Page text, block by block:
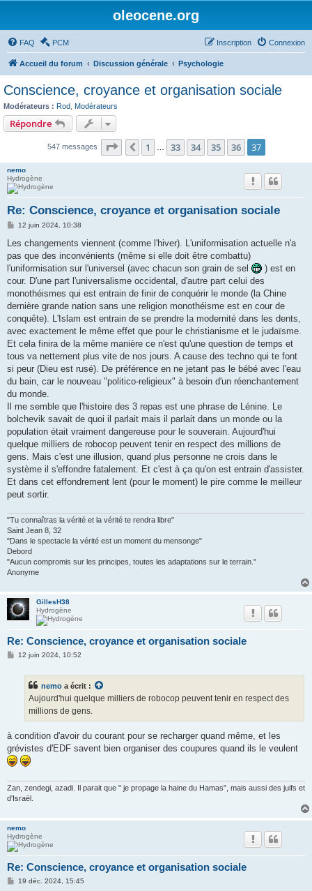
oleocene.org
FAQ PCM Connexion
Inscription
Accueil du forum Discussion générale Psychologie
Conscience, croyance et organisation sociale
Modérateurs : Rod Modérateurs
Répondre
547 messages Page 37 37
Précédent
1 33 34 35 36 37
nemo
Hydrogène
Re: Conscience, croyance et organisation sociale
M
s
a
g
12 juin 2024, 10:38
Les changements viennent (comme l'hiver). L'uniformisation actuelle n'a
pas que des inconvénients (même si elle doit être combattu)
l'uniformisation sur l'universel (avec chacun son grain de sel
) est en
cour. D'une part l'universalisme occidental, d'autre part celui des
monothéismes qui est entrain de finir de conquérir le monde (la Chine
dernière grande nation sans une religion monothéisme est en cour de
conquête). L'Islam est entrain de se prendre la modernité dans les dents,
avec exactement le même effet que pour le christianisme et le judaïsme.
Et cela finira de la même manière ce n'est qu'une question de temps et
tous va nettement plus vite de nos jours. A cause des techno qui te font
si peur (Dieu est rusé). De préférence en ne jetant pas le bébé avec l'eau
du bain, car le nouveau "politico-religieux" à besoin d'un réenchantement
du monde.
Il me semble que l'histoire des 3 repas est une phrase de Lénine. Le
bolchevik savait de quoi il parlait mais il parlait dans un monde ou la
population était vraiment dangereuse pour le souverain. Aujourd'hui
quelque milliers de robocop peuvent tenir en respect des millions de
gens. Mais c'est une illusion, quand plus personne ne crois dans le
système il s'effondre fatalement. Et c'est à ça qu'on est entrain d'assister.
Et dans cet effondrement lent (pour le moment) le pire comme le meilleur
peut sortir.
"Tu connaîtras la vérité et la vérité te rendra libre"
Saint Jean 8, 32
"Dans le spectacle la vérité est un moment du mensonge"
Debord
"Aucun compromis sur les principes, toutes les adaptations sur le terrain."
Anonyme
GillesH38
Hydrogène
Re: Conscience, croyance et organisation sociale
M12 juin 2024, 10:52
nemo a écrit :
Aujourd'hui quelque milliers de robocop peuvent tenir en respect des
millions de gens.
à condition d'avoir du courant pour se recharger quand même, et les
grévistes d'EDF savent bien organiser des coupures quand ils le veulent
Zan, zendegi, azadi. Il parait que " je propage la haine du Hamas", mais aussi des juifs et
d'Israël.
nemo
Hydrogène
Re: Conscience, croyance et organisation sociale
M19 déc. 2024, 15:45